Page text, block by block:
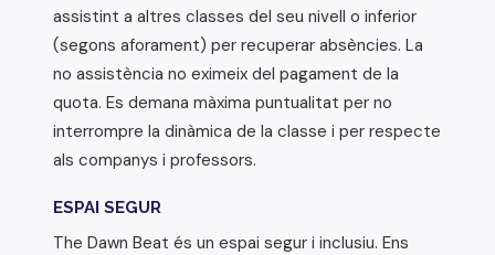
assistint a altres classes del seu nivell o inferior
(segons aforament) per recuperar absències. La
no assistència no eximeix del pagament de la
quota. Es demana màxima puntualitat per no
interrompre la dinàmica de la classe i per respecte
als companys i professors.
ESPAI SEGUR
The Dawn Beat és un espai segur i inclusiu. Ens